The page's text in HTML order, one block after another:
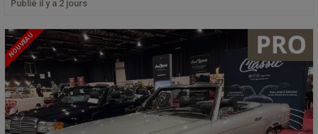
Publié il y a 2 jours
NOUVEAU